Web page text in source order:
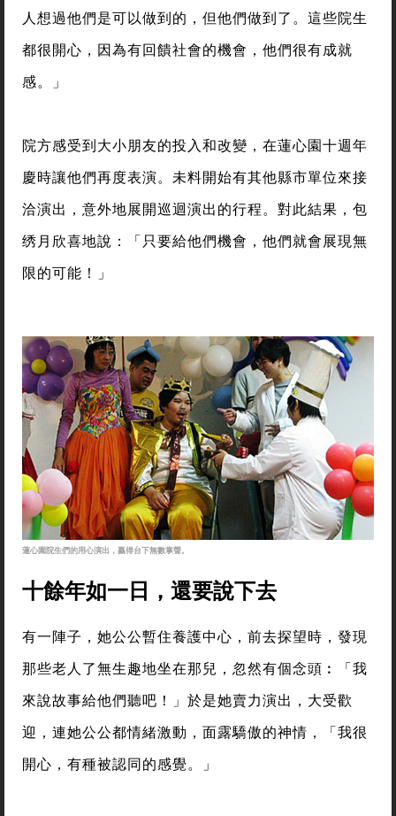
人想過他們是可以做到的，但他們做到了。這些院生
都很開心，因為有回饋社會的機會，他們很有成就
感。」
院方感受到大小朋友的投入和改變，在蓮心園十週年
慶時讓他們再度表演。未料開始有其他縣市單位來接
洽演出，意外地展開巡迴演出的行程。對此結果，包
绣月欣喜地說：「只要給他們機會，他們就會展現無
限的可能！」
蓮心園院生們的用心演出，贏得台下無數掌聲。
十餘年如一日，還要說下去
有一陣子，她公公暫住養護中心，前去探望時，發現
那些老人了無生趣地坐在那兒，忽然有個念頭︰「我
來說故事給他們聽吧！」於是她賣力演出，大受歡
迎，連她公公都情緒激動，面露驕傲的神情，「我很
開心，有種被認同的感覺。」